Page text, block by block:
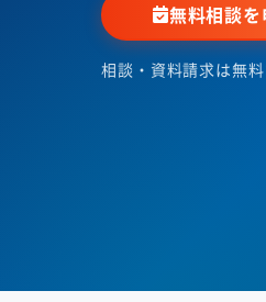
無料相談
相談・資料請求は無